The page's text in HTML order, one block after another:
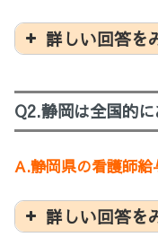
詳しい回答を
Q2.静岡は全国的
A.静岡県の看護師給
詳しい回答を